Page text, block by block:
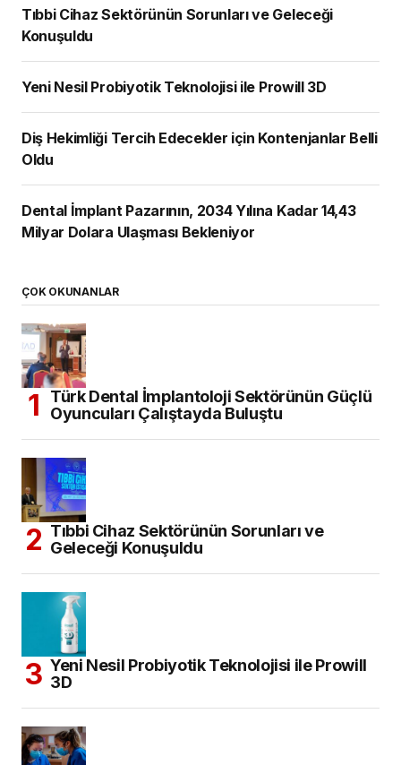
Tıbbi Cihaz Sektörünün Sorunları ve Geleceği
Konuşuldu
Yeni Nesil Probiyotik Teknolojisi ile Prowill 3D
Diş Hekimliği Tercih Edecekler için Kontenjanlar Belli
Oldu
Dental İmplant Pazarının, 2034 Yılına Kadar 14,43
Milyar Dolara Ulaşması Bekleniyor
ÇOK OKUNANLAR
Türk Dental İmplantoloji Sektörünün Güçlü
Oyuncuları Çalıştayda Buluştu
Tıbbi Cihaz Sektörünün Sorunları ve
Geleceği Konuşuldu
Yeni Nesil Probiyotik Teknolojisi ile Prowill
3D